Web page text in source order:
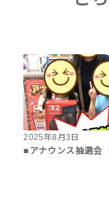
2025年8月3日
■アナウンス抽選会